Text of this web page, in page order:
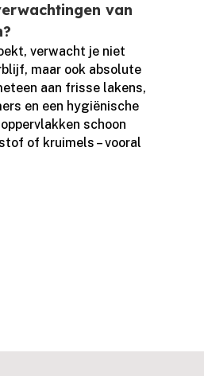
van
verwacht je niet
maar ook absolute
aan frisse lakens,
en een hygiënische
schoon
of kruimels – vooral